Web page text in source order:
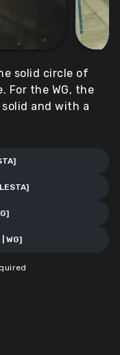
solid circle of
For the WG, the
and with a
| WG]